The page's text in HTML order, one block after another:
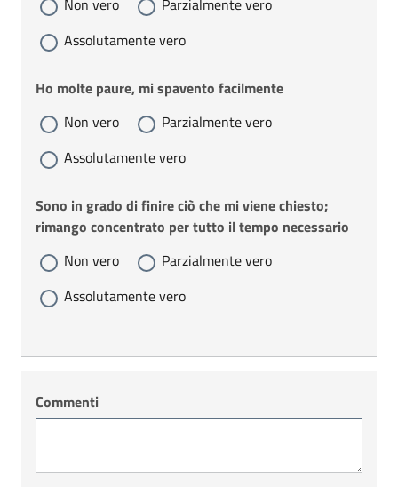
Non vero
Parzialmente vero
Assolutamente vero
Ho molte paure, mi spavento facilmente
Non vero
Parzialmente vero
Assolutamente vero
Sono in grado di finire ciò che mi viene chiesto;
rimango concentrato per tutto il tempo necessario
Non vero
Parzialmente vero
Assolutamente vero
Commenti